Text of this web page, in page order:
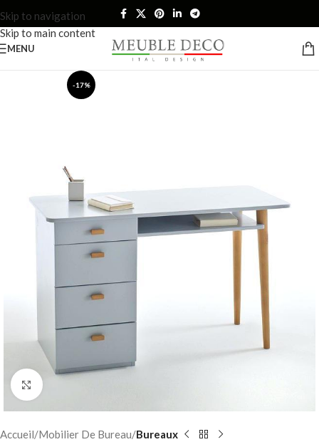
Skip to navigation
Skip to main content
MENU
-17%
Click to enlarge
Accueil Mobilier De Bureau Bureaux